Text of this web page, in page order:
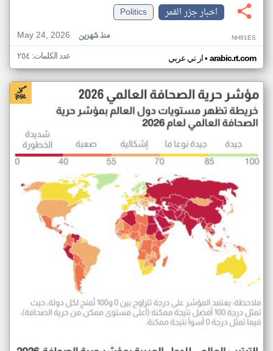
اخبار جزر القمر
Politics
May 24, 2026
منذ شهرين NH91ES
ار تي عربي• arabic.rt.com عدد الكلمات: ٢٥٤